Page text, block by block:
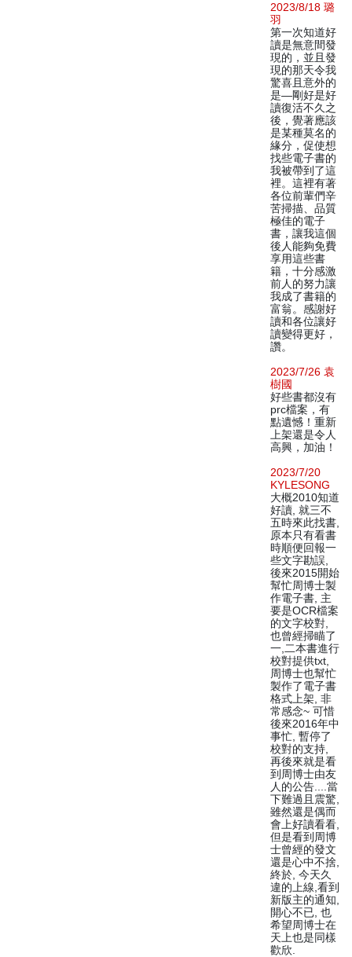
2023/8/18 璐
羽
第一次知道好
讀是無意間發
現的，並且發
現的那天令我
驚喜且意外的
是—剛好是好
讀復活不久之
後，覺著應該
是某種莫名的
緣分，促使想
找些電子書的
我被帶到了這
裡。這裡有著
各位前輩們辛
苦掃描、品質
極佳的電子
書，讓我這個
後人能夠免費
享用這些書
籍，十分感激
前人的努力讓
我成了書籍的
富翁。感謝好
讀和各位讓好
讀變得更好，
讚。
2023/7/26 袁
樹國
好些書都沒有
prc檔案，有
點遺憾！重新
上架還是令人
高興，加油！
2023/7/20
KYLESONG
大概2010知道
好讀, 就三不
五時來此找書,
原本只有看書
時順便回報一
些文字勘誤,
後來2015開始
幫忙周博士製
作電子書, 主
要是OCR檔案
的文字校對,
也曾經掃瞄了
一,二本書進行
校對提供txt,
周博士也幫忙
製作了電子書
格式上架, 非
常感念~ 可惜
後來2016年中
事忙, 暫停了
校對的支持,
再後來就是看
到周博士由友
人的公告....當
下難過且震驚,
雖然還是偶而
會上好讀看看,
但是看到周博
士曾經的發文
還是心中不捨,
終於, 今天久
違的上線,看到
新版主的通知,
開心不已, 也
希望周博士在
天上也是同樣
歡欣.